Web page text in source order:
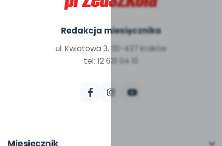
Redakcja miesięcznika
ul. Kwiatowa 3, 30-437 Kraków
tel: 12 631 04 10
Miesięcznik